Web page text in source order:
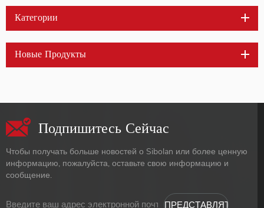
Категории
Новые Продукты
Подпишитесь Сейчас
Чтобы получать больше новостей о Sibolan или более ценную
информацию, пожалуйста, оставьте свою информацию и
сообщение.